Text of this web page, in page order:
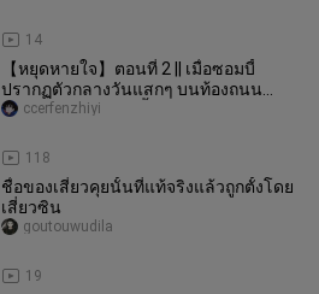
14
【หยุดหายใจ】ตอนที่ 2 || เมื่อซอมบี้
ปรากฏตัวกลางวันแสกๆ บนท้องถนน
เกาหลี จะเกิดอะไรขึ้น?
118
ccerfenzhiyi
ชื่อของเสี่ยวคุยนั้นที่แท้จริงแล้วถูกตั้งโดย
เสี่ยวซิน
19
goutouwudila